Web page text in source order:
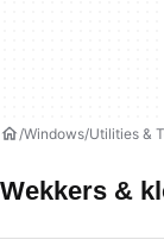
Windows Utilities &
Wekkers &